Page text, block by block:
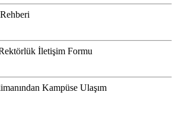
İletişim Formu
Kampüse Ulaşım